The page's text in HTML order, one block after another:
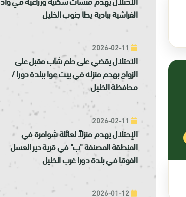
الفراشية ببادية يطا جنوب الخليل
الاحتلال يقضي على حلم شاب مقبل على
الزواج بهدم منزله في بيت عوا ببلدة دورا /
محافظة الخليل
الإحتلال يهدم منزلاً لعائلة شوامرة في
المنطقة المصنفة "ب" في قرية دير العسل
الفوقا في بلدة دورا غرب الخليل